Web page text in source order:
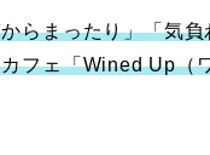
らまったり」「気
フェ「Wined Up（